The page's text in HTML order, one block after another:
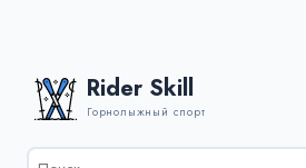
Rider Skill
Горнолыжный спорт
Результаты